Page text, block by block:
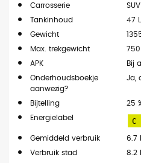
Carrosserie
SUV
Tankinhoud
47
Gewicht
Max. trekgewicht
750
APK
Bij
Onderhoudsboekje
aanwezig?
Ja,
Bijtelling
25
Energielabel
Gemiddeld verbruik
6.7
Verbruik stad
8.2